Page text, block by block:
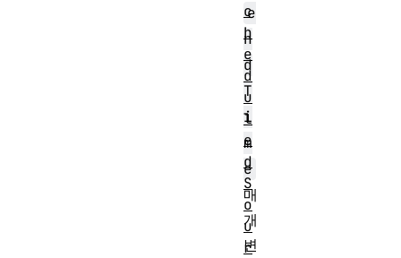
e
n
d
T
i
m
e
매
개
변
c
h
e
d
u
l
e
d
S
o
u
r